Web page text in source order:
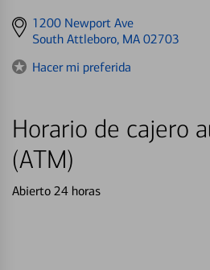
Get
directions
1200 Newport Ave
South Attleboro, MA 02703
Hacer mi preferida
Horario de cajero
(ATM)
Abierto 24 horas